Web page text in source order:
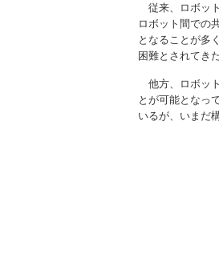
従来、ロボッ
ロボット間での
となることが多
困難とされてきた
他方、ロボッ
とが可能となっ
いるが、いまだ